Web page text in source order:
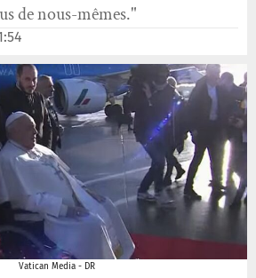
de nous-mêmes."
Vatican Media - DR